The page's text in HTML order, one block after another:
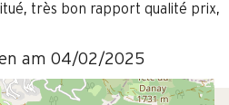
très bon rapport qualité prix,
am 04/02/2025